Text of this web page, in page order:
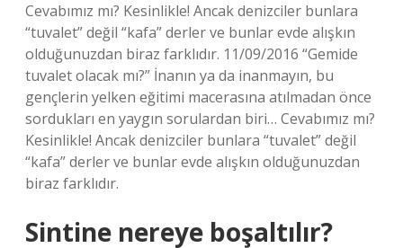
Cevabımız mı? Kesinlikle! Ancak denizciler bunlara
“tuvalet” değil “kafa” derler ve bunlar evde alışkın
olduğunuzdan biraz farklıdır. 11/09/2016 “Gemide
tuvalet olacak mı?” İnanın ya da inanmayın, bu
gençlerin yelken eğitimi macerasına atılmadan önce
sordukları en yaygın sorulardan biri… Cevabımız mı?
Kesinlikle! Ancak denizciler bunlara “tuvalet” değil
“kafa” derler ve bunlar evde alışkın olduğunuzdan
biraz farklıdır.
Sintine nereye boşaltılır?